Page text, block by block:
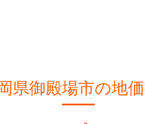
県御殿場市の地